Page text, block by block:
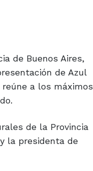
de Buenos Aires,
de Azul
a los máximos
de la Provincia
la presidenta de